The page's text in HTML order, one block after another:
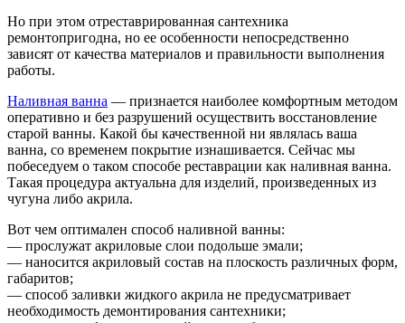
Но при этом отреставрированная сантехника
ремонтопригодна, но ее особенности непосредственно
зависят от качества материалов и правильности выполнения
работы.
Наливная ванна — признается наиболее комфортным методом
оперативно и без разрушений осуществить восстановление
старой ванны. Какой бы качественной ни являлась ваша
ванна, со временем покрытие изнашивается. Сейчас мы
побеседуем о таком способе реставрации как наливная ванна.
Такая процедура актуальна для изделий, произведенных из
чугуна либо акрила.
Вот чем оптимален способ наливной ванны:
— прослужат акриловые слои подольше эмали;
— наносится акриловый состав на плоскость различных форм,
габаритов;
— способ заливки жидкого акрила не предусматривает
необходимость демонтирования сантехники;